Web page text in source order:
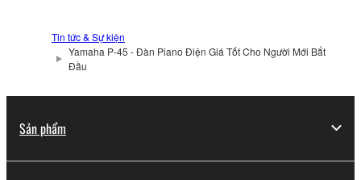
Tin tức & Sự kiện
Yamaha P-45 - Đàn Piano Điện Giá Tốt Cho Người Mới Bắt
Đầu
Sản phẩm